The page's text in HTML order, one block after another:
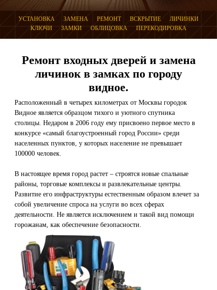
УСТАНОВКА ЗАМЕНА РЕМОНТ ВСКРЫТИЕ
ЛИЧИНКИ
КЛЮЧИ
ЗАМКИ ОБЛИЦОВКА ПЕРЕКОДИРОВКА
Ремонт входных дверей и замена
личинок в замках по городу
видное.
Расположенный в четырех километрах от Москвы городок
Видное является образцом тихого и уютного спутника
столицы. Недаром в 2006 году ему присвоено первое место в
конкурсе «самый благоустроенный город России» среди
населенных пунктов, у которых население не превышает
100000 человек.
В настоящее время город растет – строятся новые спальные
районы, торговые комплексы и развлекательные центры.
Развитие его инфраструктуры естественным образом влечет за
собой увеличение спроса на услуги во всех сферах
деятельности. Не является исключением и такой вид помощи
горожанам, как обеспечение безопасности.